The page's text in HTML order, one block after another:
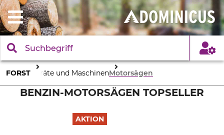
FORST Geräte und MaschinenMotorsägen
BENZIN-MOTORSÄGEN TOPSELLER
AKTION